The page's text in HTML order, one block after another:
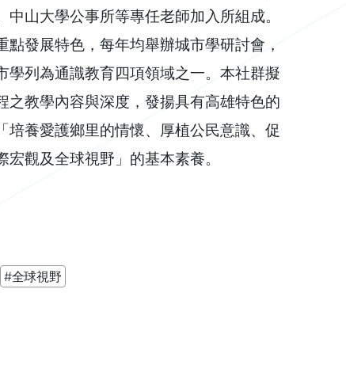
山大學公事所等專任老師加入所組成。
點發展特色，每年均舉辦城市學研討會，
學列為通識教育四項領域之一。本社群擬
之教學內容與深度，發揚具有高雄特色的
培養愛護鄉里的情懷、厚植公民意識、促
觀及全球視野」的基本素養。
#全球視野